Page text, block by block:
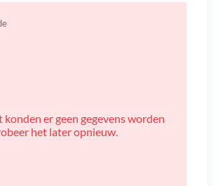
er geen gegevens worden
het later opnieuw.